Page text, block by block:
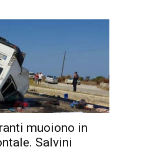
muoiono in
Salvini